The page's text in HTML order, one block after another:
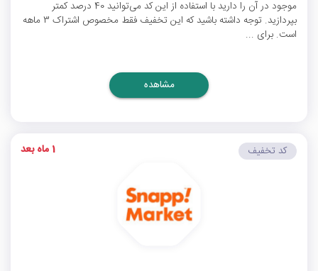
موجود در آن را دارید با استفاده از این کد می‌توانید 40 درصد کمتر
بپردازید. توجه داشته باشید که این تخفیف فقط مخصوص اشتراک 3 ماهه
است. برای ...
مشاهده
کد تخفیف 1 ماه بعد